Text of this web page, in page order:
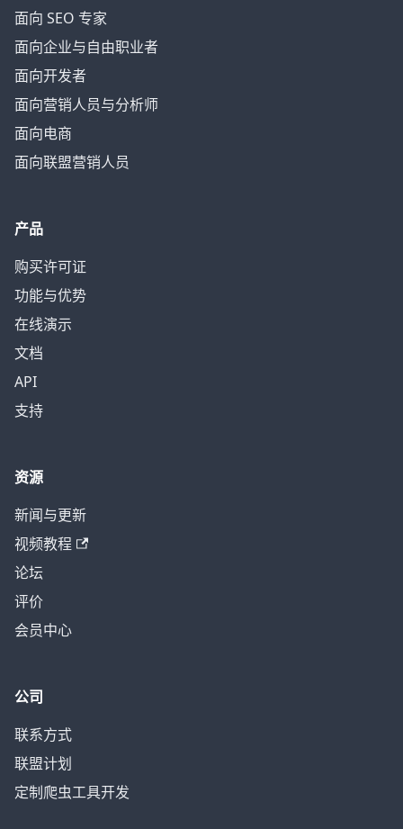
面向 SEO 专家
面向企业与自由职业者
面向开发者
面向营销人员与分析师
面向电商
面向联盟营销人员
产品
购买许可证
功能与优势
在线演示
文档
API
支持
资源
新闻与更新
视频教程
论坛
评价
会员中心
公司
联系方式
联盟计划
定制爬虫工具开发